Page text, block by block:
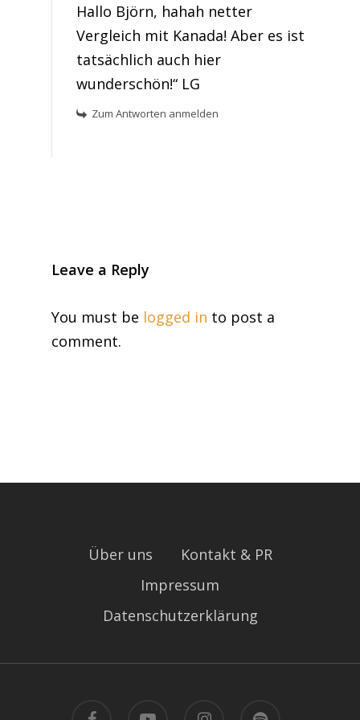
Hallo Björn, hahah netter
Vergleich mit Kanada! Aber es ist
tatsächlich auch hier
wunderschön!“ LG
Zum Antworten anmelden
Leave a Reply
You must be logged in to post a
comment.
Über uns
Kontakt & PR
Impressum
Datenschutzerklärung
facebook